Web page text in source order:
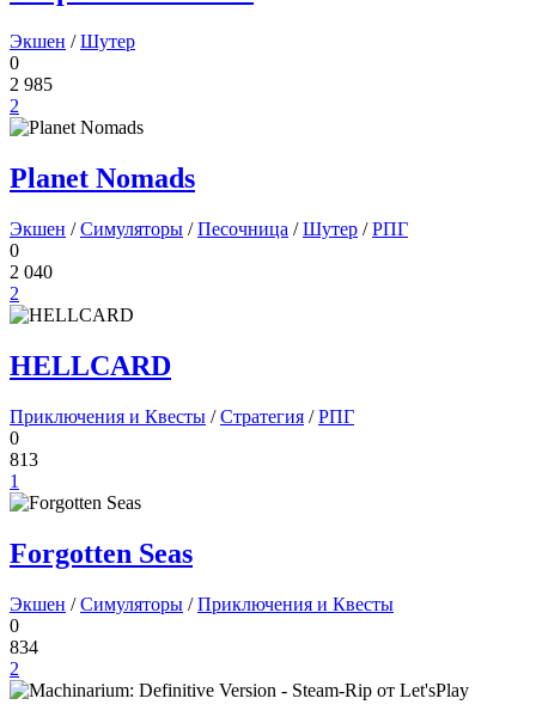
Экшен /Шутер
0
2 985
2
Planet Nomads
Экшен /Симуляторы /Песочница /Шутер /РПГ
0
2 040
2
HELLCARD
Приключения и Квесты /Стратегия /РПГ
0
813
1
Forgotten Seas
Экшен /Симуляторы /Приключения и Квесты
0
834
2